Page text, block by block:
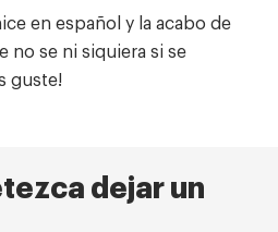
en español y la acabo de
no se ni siquiera si se
guste!
dejar un